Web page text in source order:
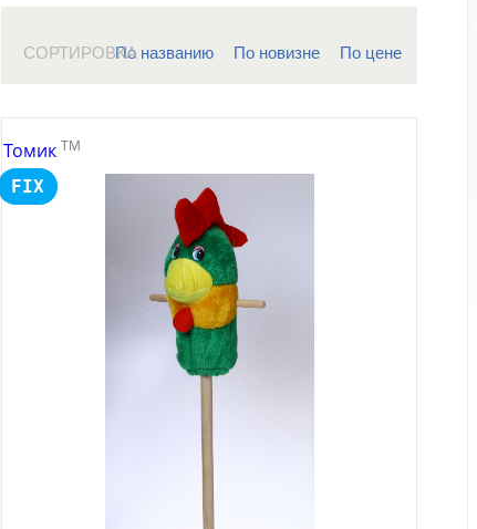
СОРТИРОВКАПо названию По новизне По цене
Томик TM
FIX